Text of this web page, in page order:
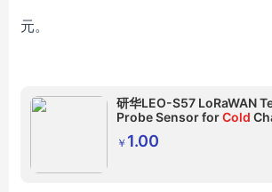
元。
研华LEO-S57 LoRaWAN
Probe Sensor forCold
￥ 1.00